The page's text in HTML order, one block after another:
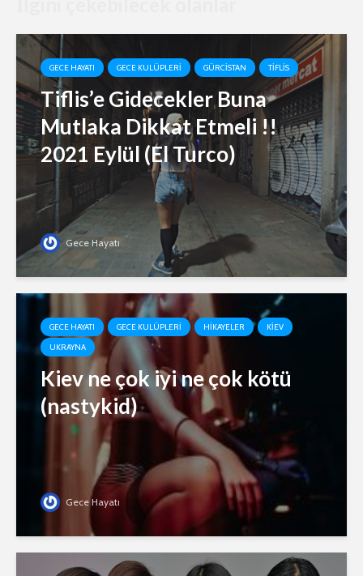
GECE HAYATI GECE KULÜPLERI GÜRCISTAN TIFLIS
Tiflis’e Gidecekler Buna
Mutlaka Dikkat Etmeli !!
2021 Eylül (El Turco)
Gece Hayatı
GECE HAYATI GECE KULÜPLERI HIKAYELER
KIEV
UKRAYNA
Kiev ne çok iyi ne çok kötü
(nastykid)
Gece Hayatı